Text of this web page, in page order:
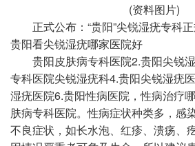
(资料图片)
正式公布：“贵阳”尖锐湿疣专科
贵阳看尖锐湿疣哪家医院好
贵阳皮肤病专科医院2.贵阳尖锐
专科医院尖锐湿疣科4.贵阳尖锐湿疣
湿疣医院6.贵阳性病医院，性病治疗
肤病专科医院。性病症状种类多，感
不良症状，如长水泡、红疹、溃疡、